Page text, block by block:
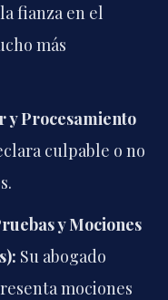
fianza en el
más
Procesamiento
culpable o no
y Mociones
Su abogado
mociones